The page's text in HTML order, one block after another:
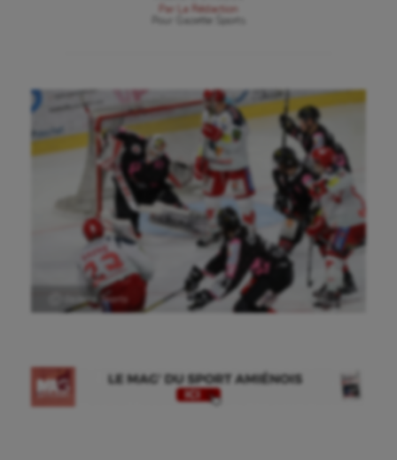
Par
La Rédaction
Gazette Sports
Ⓒ Gazette Sports